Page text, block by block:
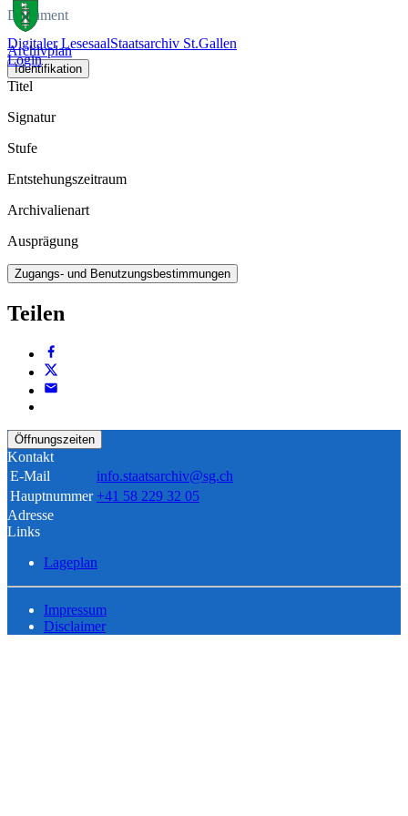
Digitaler LesesaalStaatsarchiv St.Gallen
Login
Dokument
Archivplan
Identifikation
Titel
Signatur
Stufe
Entstehungszeitraum
Archivalienart
Ausprägung
Zugangs- und Benutzungsbestimmungen
Teilen
Öffnungszeiten
Kontakt
E-Mail
info.staatsarchiv@sg.ch
Hauptnummer +41 58 229 32 05
Adresse
Links
Lageplan
Impressum
Disclaimer